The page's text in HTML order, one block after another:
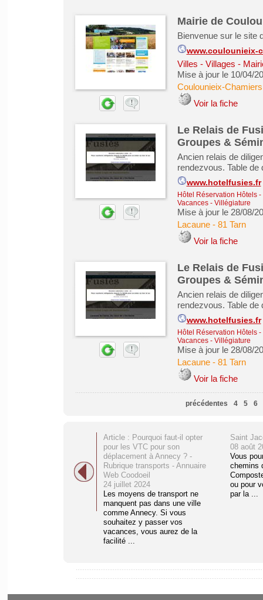
Mairie de
Bienvenue sur le site
www.coulounieix-
Villes - Villages -
Mise à jour le 10/04/
Coulounieix-Chamiers
Voir la fiche
Le Relais de
Groupes &
Ancien relais de
rendezvous. Table
www.hotelfusies.fr
Hôtel Réservation Hôtels-
Vacances - Villégiature
Mise à jour le 28/08/
Lacaune- 81 Tarn
Voir la fiche
Le Relais de
Groupes &
Ancien relais de
rendezvous. Table
www.hotelfusies.fr
Hôtel Réservation Hôtels-
Vacances - Villégiature
Mise à jour le 28/08/
Lacaune- 81 Tarn
Voir la fiche
précédentes 4 5 6
Article : Pourquoi faut-il opter
pour les VTC pour son
déplacement à Annecy ? -
Rubrique transports - Annuaire
Web Coodoeil
24 juillet 2024
Les moyens de transport ne
manquent pas dans une ville
comme Annecy. Si vous
souhaitez y passer vos
vacances, vous aurez de la
facilité ...
Saint
08 août
Vous
chemins
ou pour
par la ...